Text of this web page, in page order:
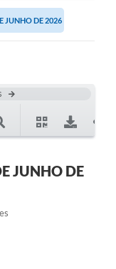
JUNHO DE 2026
JUNHO DE